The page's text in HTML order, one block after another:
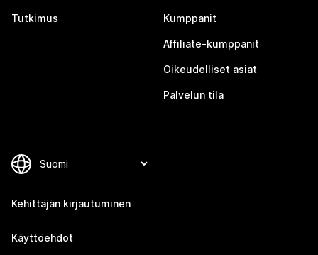
Tutkimus Kumppanit
Affiliate-kumppanit
Oikeudelliset asiat
Palvelun tila
Kehittäjän kirjautuminen
Käyttöehdot